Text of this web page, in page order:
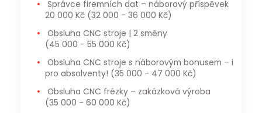
20 000 Kč (32 000 - 36 000 Kč)
Obsluha CNC stroje | 2 směny
(45 000 - 55 000 Kč)
pro absolventy! (35 000 - 47 000 Kč)
Obsluha CNC frézky – zakázková výroba
(35 000 - 60 000 Kč)